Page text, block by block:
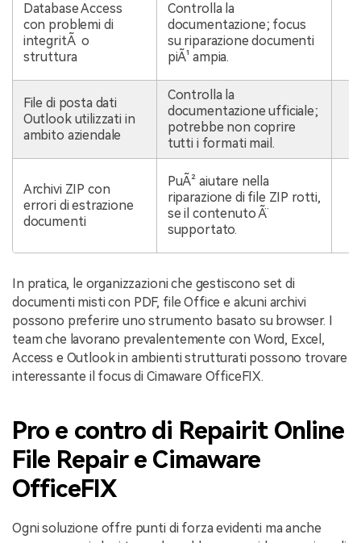
Database Access
con problemi di
integritÃ o
struttura
Controlla la
documentazione; focus
su riparazione documenti
piÃ¹ ampia.
File di posta dati
Outlook utilizzati in
ambito aziendale
Controlla la
documentazione ufficiale;
potrebbe non coprire
tutti i formati mail.
Archivi ZIP con
errori di estrazione
documenti
PuÃ² aiutare nella
riparazione di file ZIP rotti,
se il contenuto Ã¨
supportato.
In pratica, le organizzazioni che gestiscono set di
documenti misti con PDF, file Office e alcuni archivi
possono preferire uno strumento basato su browser. I
team che lavorano prevalentemente con Word, Excel,
Access e Outlook in ambienti strutturati possono trovare
interessante il focus di Cimaware OfficeFIX.
Pro e contro di Repairit Online
File Repair e Cimaware
OfficeFIX
Ogni soluzione offre punti di forza evidenti ma anche